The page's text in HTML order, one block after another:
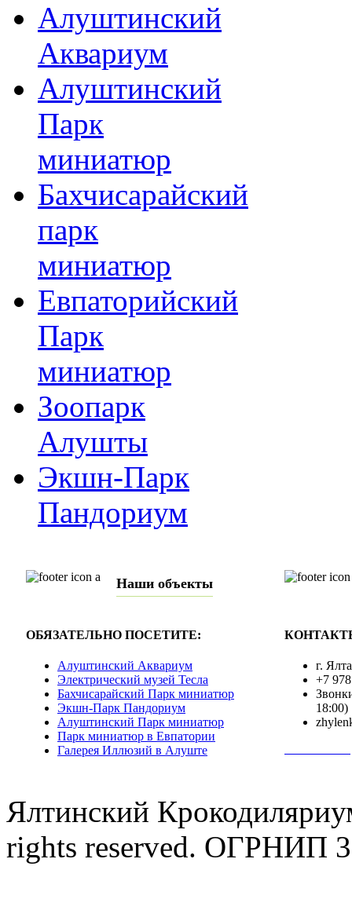
Алуштинский
Аквариум
Алуштинский
Парк
миниатюр
Бахчисарайский
парк
миниатюр
Евпаторийский
Парк
миниатюр
Зоопарк
Алушты
Экшн-Парк
Пандориум
Наши объекты
ОБЯЗАТЕЛЬНО ПОСЕТИТЕ:
Алуштинский Аквариум
Электрический музей Тесла
Бахчисарайский Парк миниатюр
Экшн-Парк Пандориум
Алуштинский Парк миниатюр
Парк миниатюр в Евпатории
Галерея Иллюзий в Алуште
г.
+7
18:00)
Ялтинский
rights reserved. ОГРНИП